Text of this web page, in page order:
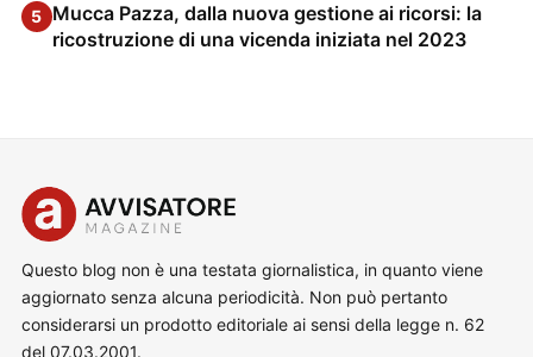
5 Mucca Pazza, dalla nuova gestione ai ricorsi: la
ricostruzione di una vicenda iniziata nel 2023
Questo blog non è una testata giornalistica, in quanto viene
aggiornato senza alcuna periodicità. Non può pertanto
considerarsi un prodotto editoriale ai sensi della legge n. 62
del 07.03.2001.